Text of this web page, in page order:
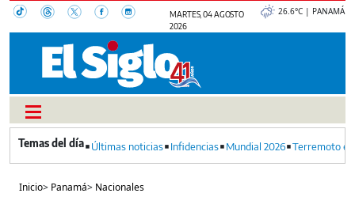
MARTES, 04 AGOSTO
2026
26.6°C | PANAMÁ
Últimas noticias Infidencias Mundial 2026 Terremoto
Inicio> Panamá> Nacionales